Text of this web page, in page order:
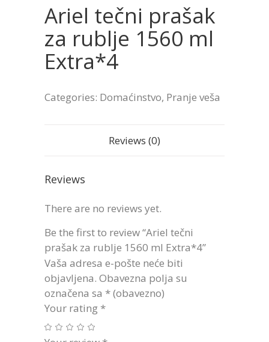
Ariel tečni prašak
za rublje 1560 ml
Extra*4
Categories: Domaćinstvo, Pranje veša
Reviews (0)
Reviews
There are no reviews yet.
Be the first to review “Ariel tečni
prašak za rublje 1560 ml Extra*4”
Vaša adresa e-pošte neće biti
objavljena. Obavezna polja su
označena sa * (obavezno)
Your rating *